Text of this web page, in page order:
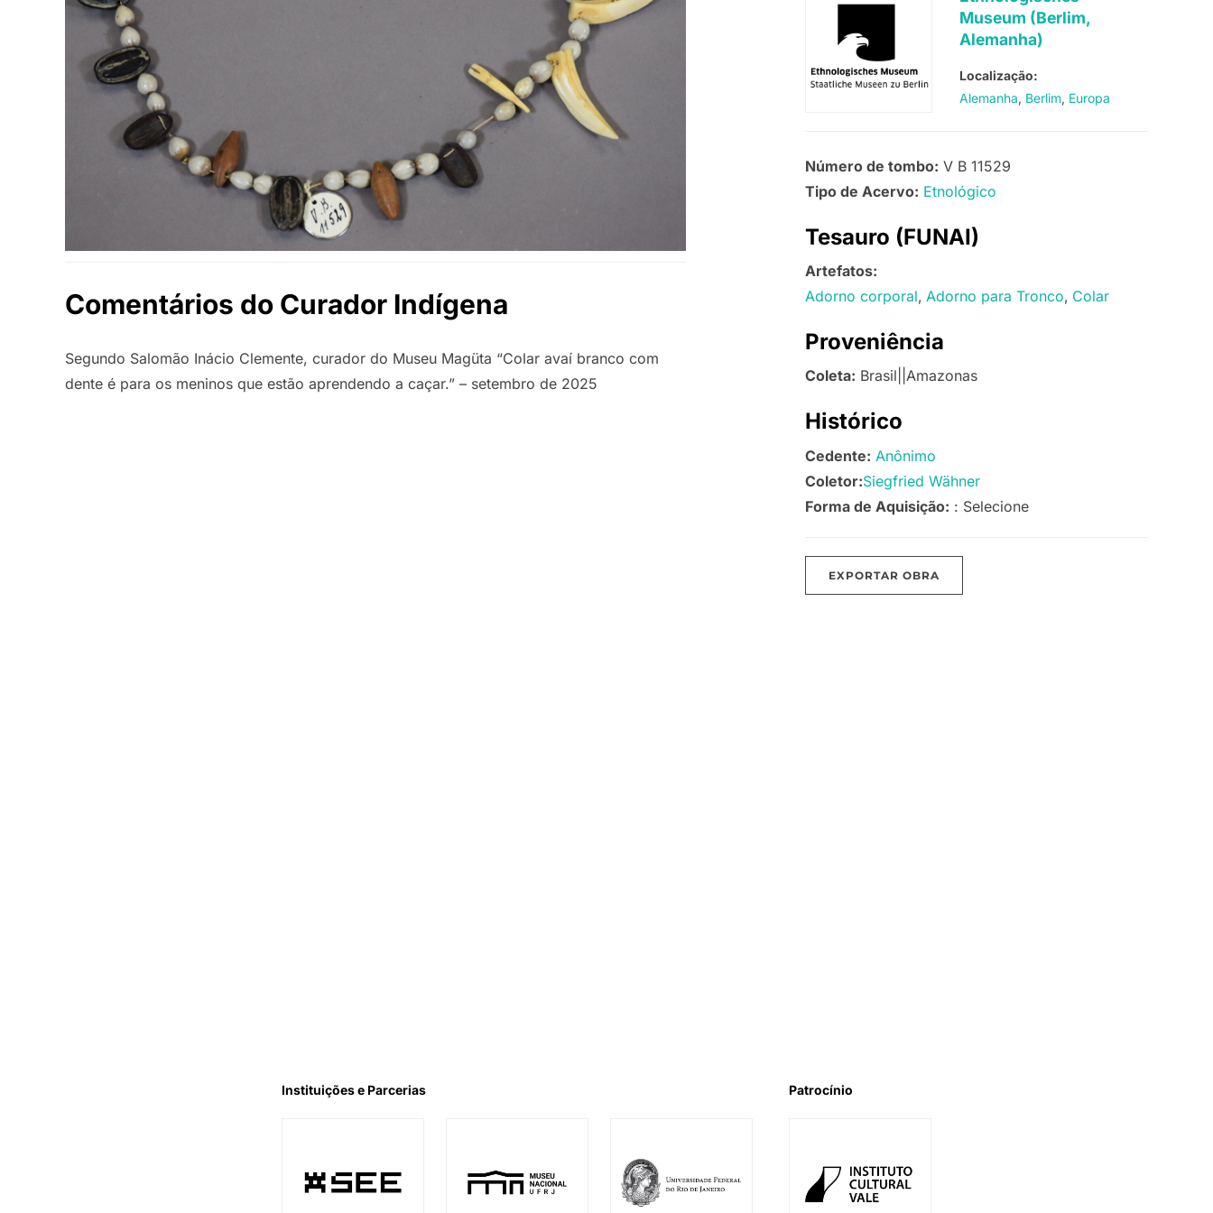
Comentários do Curador Indígena
Segundo Salomão Inácio Clemente, curador do Museu Magüta “Colar avaí branco com
dente é para os meninos que estão aprendendo a caçar.” – setembro de 2025
Museum (Berlim,
Alemanha)
Localização:
Alemanha Berlim Europa
Número de tombo: V B 11529
Tipo de Acervo: Etnológico
Tesauro (FUNAI)
Artefatos:
Adorno corporal Adorno para Tronco Colar
Proveniência
Coleta: Brasil||Amazonas
Histórico
Cedente: Anônimo
Coletor:Siegfried Wähner
Forma de Aquisição: : Selecione
EXPORTAR OBRA
Instituições e Parcerias Patrocínio